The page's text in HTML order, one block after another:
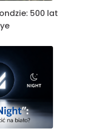
500 lat